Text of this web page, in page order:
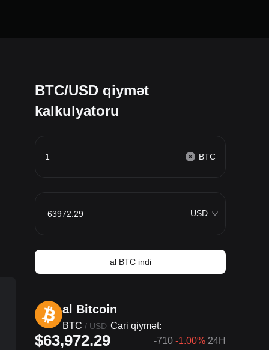
BTC/USD qiymət
kalkulyatoru
BTC
USD
al BTC indi
al Bitcoin
BTC / USD Cari qiymət:
$63,972.29 -710 -1.00% 24H